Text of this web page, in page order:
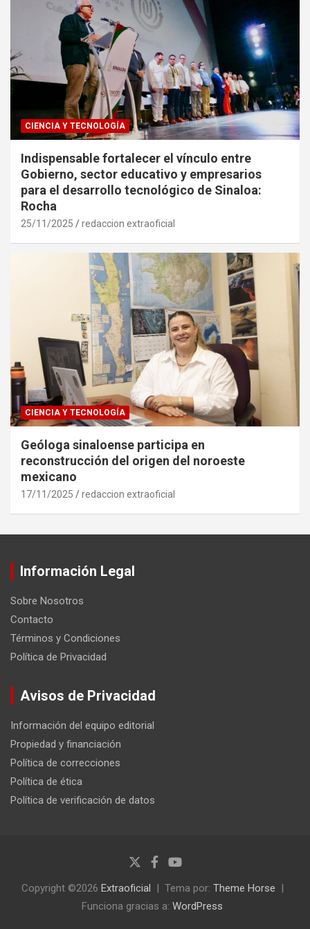
CIENCIA Y TECNOLOGÍA
Indispensable fortalecer el vínculo entre
Gobierno, sector educativo y empresarios
para el desarrollo tecnológico de Sinaloa:
Rocha
25/11/2025 redaccion extraoficial
CIENCIA Y TECNOLOGÍA
Geóloga sinaloense participa en
reconstrucción del origen del noroeste
mexicano
17/11/2025 redaccion extraoficial
Información Legal
Sobre Nosotros
Contacto
Términos y Condiciones
Política de Privacidad
Avisos de Privacidad
Información del equipo editorial
Propiedad y financiación
Política de correcciones
Política de ética
Política de verificación de datos
Copyright ©2026 Extraoficial Tema por: Theme Horse
Funciona gracias a: WordPress